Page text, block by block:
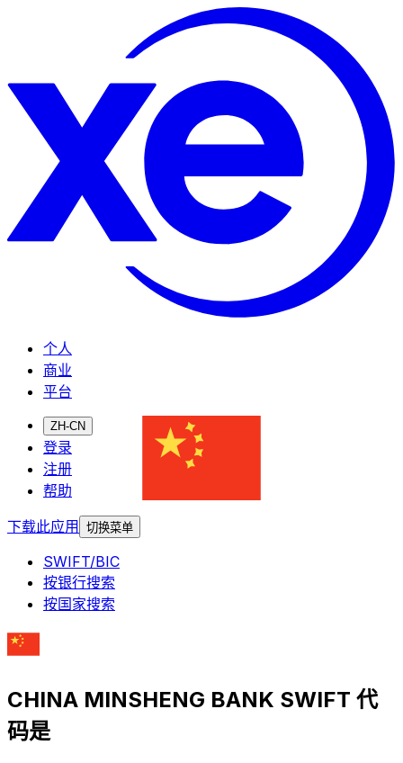
个人
商业
平台
ZH-CN
登录
注册
帮助
下载此应用
切换菜单
SWIFT/BIC
按银行搜索
按国家搜索
CHINA MINSHENG BANK SWIFT 代
码是